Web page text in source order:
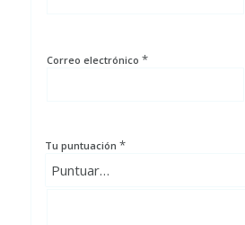
Correo electrónico *
Tu puntuación *